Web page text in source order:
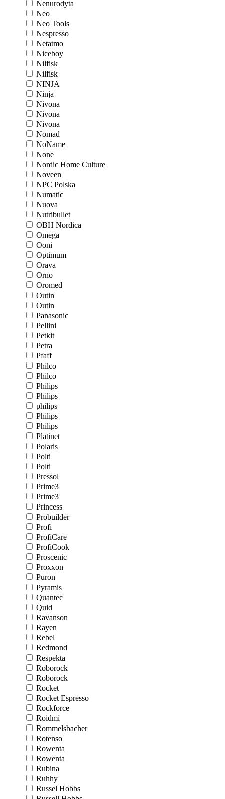
Nenurodyta
Neo
Neo Tools
Nespresso
Netatmo
Niceboy
Nilfisk
Nilfisk
NINJA
Ninja
Nivona
Nivona
Nivona
Nomad
NoName
None
Nordic Home Culture
Noveen
NPC Polska
Numatic
Nuova
Nutribullet
OBH Nordica
Omega
Ooni
Optimum
Orava
Orno
Oromed
Outin
Outin
Panasonic
Pellini
Petkit
Petra
Pfaff
Philco
Philco
Philips
Philips
philips
Philips
Philips
Platinet
Polaris
Polti
Polti
Pressol
Prime3
Prime3
Princess
Probuilder
Profi
ProfiCare
ProfiCook
Proscenic
Proxxon
Puron
Pyramis
Quantec
Quid
Ravanson
Rayen
Rebel
Redmond
Respekta
Roborock
Roborock
Rocket
Rocket Espresso
Rockforce
Roidmi
Rommelsbacher
Rotenso
Rowenta
Rowenta
Rubina
Ruhhy
Russel Hobbs